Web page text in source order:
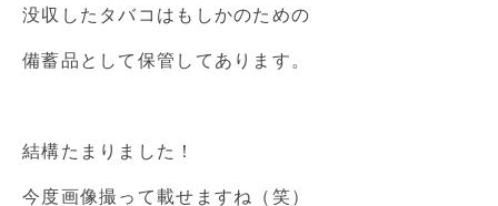
没収したタバコはもしかのための
備蓄品として保管してあります。
結構たまりました！
今度画像撮って載せますね（笑）